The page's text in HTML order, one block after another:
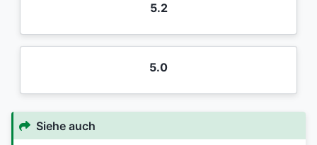
5.2
5.0
Siehe auch